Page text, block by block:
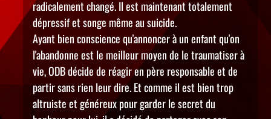
radicalement changé. Il est maintenant totalement
dépressif et songe même au suicide.
Ayant bien conscience qu'annoncer à un enfant qu'on
l'abandonne est le meilleur moyen de le traumatiser à
vie, ODB décide de réagir en père responsable et de
partir sans rien leur dire. Et comme il est bien trop
altruiste et généreux pour garder le secret du